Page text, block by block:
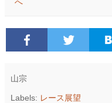
山宗
Labels: レース展望